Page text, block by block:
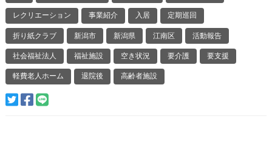
レクリエーション 事業紹介 入居 定期巡回
折り紙クラブ 新潟市 新潟県 江南区 活動報告
社会福祉法人 福祉施設 空き状況 要介護 要支援
軽費老人ホーム 退院後 高齢者施設